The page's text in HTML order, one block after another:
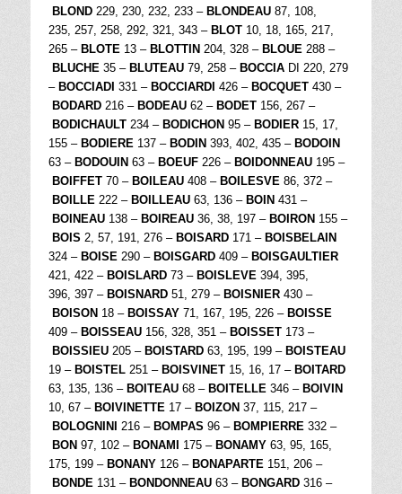
BLOND 229, 230, 232, 233 – BLONDEAU 87, 108,
235, 257, 258, 292, 321, 343 – BLOT 10, 18, 165, 217,
265 – BLOTE 13 – BLOTTIN 204, 328 – BLOUE 288 –
BLUCHE 35 – BLUTEAU 79, 258 – BOCCIA DI 220, 279
– BOCCIADI 331 – BOCCIARDI 426 – BOCQUET 430 –
BODARD 216 – BODEAU 62 – BODET 156, 267 –
BODICHAULT 234 – BODICHON 95 – BODIER 15, 17,
155 – BODIERE 137 – BODIN 393, 402, 435 – BODOIN
63 – BODOUIN 63 – BOEUF 226 – BOIDONNEAU 195 –
BOIFFET 70 – BOILEAU 408 – BOILESVE 86, 372 –
BOILLE 222 – BOILLEAU 63, 136 – BOIN 431 –
BOINEAU 138 – BOIREAU 36, 38, 197 – BOIRON 155 –
BOIS 2, 57, 191, 276 – BOISARD 171 – BOISBELAIN
324 – BOISE 290 – BOISGARD 409 – BOISGAULTIER
421, 422 – BOISLARD 73 – BOISLEVE 394, 395,
396, 397 – BOISNARD 51, 279 – BOISNIER 430 –
BOISON 18 – BOISSAY 71, 167, 195, 226 – BOISSE
409 – BOISSEAU 156, 328, 351 – BOISSET 173 –
BOISSIEU 205 – BOISTARD 63, 195, 199 – BOISTEAU
19 – BOISTEL 251 – BOISVINET 15, 16, 17 – BOITARD
63, 135, 136 – BOITEAU 68 – BOITELLE 346 – BOIVIN
10, 67 – BOIVINETTE 17 – BOIZON 37, 115, 217 –
BOLOGNINI
216 – BOMPAS 96 – BOMPIERRE 332 –
BON 97, 102 – BONAMI 175 – BONAMY 63, 95, 165,
175, 199 – BONANY 126 – BONAPARTE 151, 206 –
BONDE 131 – BONDONNEAU 63 – BONGARD 316 –